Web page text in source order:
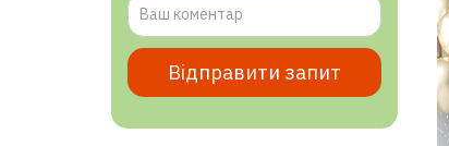
Відправити запит